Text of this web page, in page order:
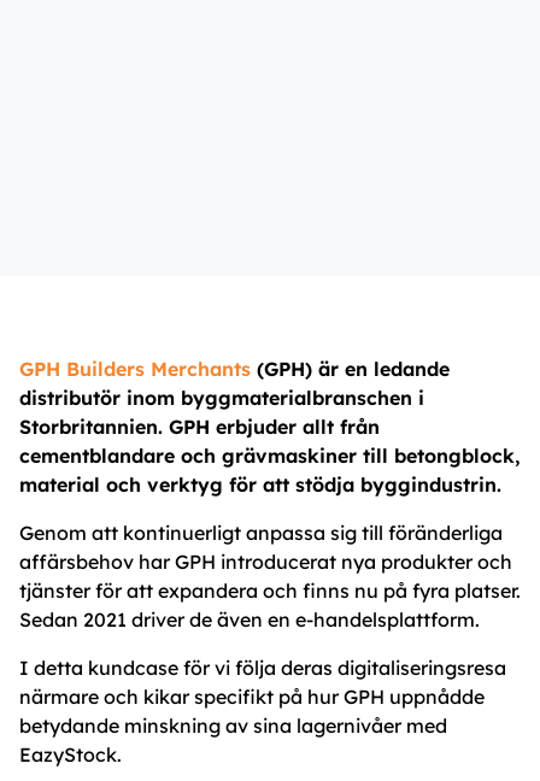
GPH Builders Merchants (GPH) är en ledande
distributör inom byggmaterialbranschen i
Storbritannien. GPH erbjuder allt från
cementblandare och grävmaskiner till betongblock,
material och verktyg för att stödja byggindustrin.
Genom att kontinuerligt anpassa sig till föränderliga
affärsbehov har GPH introducerat nya produkter och
tjänster för att expandera och finns nu på fyra platser.
Sedan 2021 driver de även en e-handelsplattform.
I detta kundcase för vi följa deras digitaliseringsresa
närmare och kikar specifikt på hur GPH uppnådde
betydande minskning av sina lagernivåer med
EazyStock.